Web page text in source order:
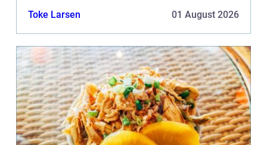
Toke Larsen 01 August 2026